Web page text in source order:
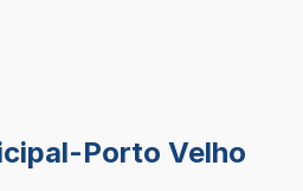
Porto Velho